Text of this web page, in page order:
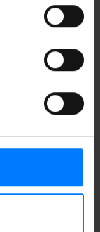
2.0 cm